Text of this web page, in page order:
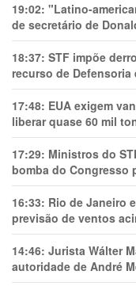
19:02: "Latino-
de secretário de
18:37: STF impõe
recurso de
17:48: EUA exigem
liberar quase 60 mil
17:29: Ministros do
bomba do Congresso
16:33: Rio de Janeiro
previsão de ventos
14:46: Jurista Wálter
autoridade de André